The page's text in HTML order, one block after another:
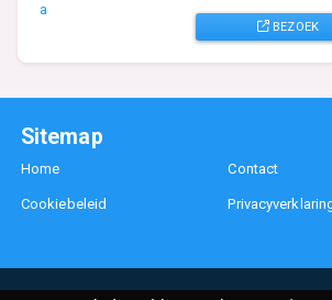
BEZOEK
Sitemap
Home Contact
Cookiebeleid